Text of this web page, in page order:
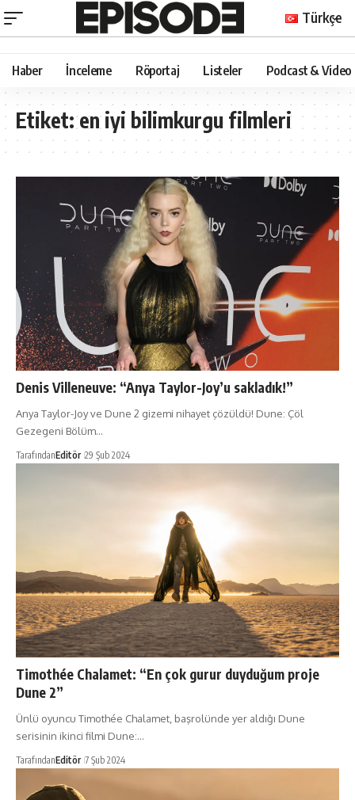
Türkçe
Haber İnceleme Röportaj Listeler Podcast & Video
Etiket:en iyi bilimkurgu filmleri
Denis Villeneuve: “Anya Taylor-Joy’u sakladık!”
Anya Taylor-Joy ve Dune 2 gizemi nihayet çözüldü! Dune: Çöl
Gezegeni Bölüm…
TarafındanEditör 29 Şub 2024
Timothée Chalamet: “En çok gurur duyduğum proje
Dune 2”
Ünlü oyuncu Timothée Chalamet, başrolünde yer aldığı Dune
serisinin ikinci filmi Dune:…
TarafındanEditör 7 Şub 2024